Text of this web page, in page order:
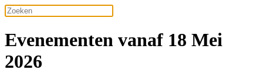
Evenementen vanaf 18 Mei
2026